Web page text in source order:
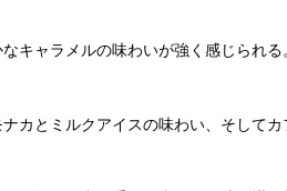
キャラメルの味わいが強く感じられる
ナカとミルクアイスの味わい、そして